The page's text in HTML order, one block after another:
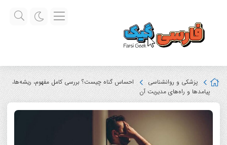
پزشکی و روانشناسی
احساس گناه چیست؟ بررسی کامل مفهوم، ریشه‌ها،
پیامدها و راه‌های مدیریت آن